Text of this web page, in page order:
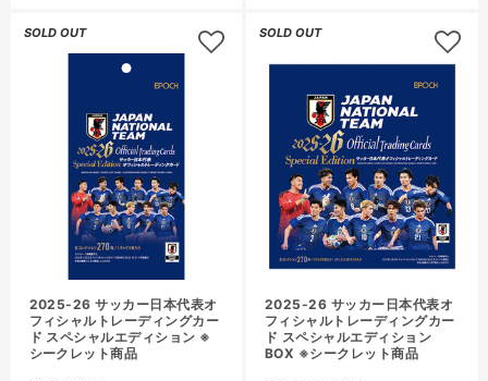
SOLD OUT
2025-26 サッカー日本代表オ
フィシャルトレーディングカー
ド スペシャルエディション ※
シークレット商品
SOLD OUT
2025-26 サッカー日本代表オ
フィシャルトレーディングカー
ド スペシャルエディション
BOX ※シークレット商品